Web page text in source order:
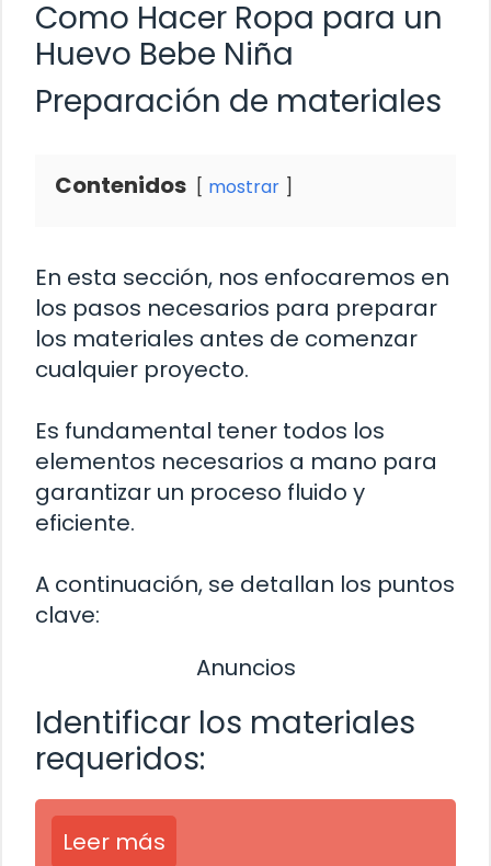
Como Hacer Ropa para un
Huevo Bebe Niña
Preparación de materiales
Contenidos mostrar
En esta sección, nos enfocaremos en
los pasos necesarios para preparar
los materiales antes de comenzar
cualquier proyecto.
Es fundamental tener todos los
elementos necesarios a mano para
garantizar un proceso fluido y
eficiente.
A continuación, se detallan los puntos
clave:
Anuncios
Identificar los materiales
requeridos:
Leer más